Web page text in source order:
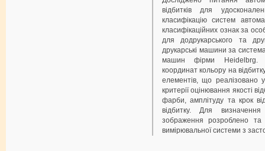
відбитків для
класифікацію систем
класифікаційних ознак за
для додрукарського та
друкарські машини за
машин фірми Heidelbrg.
координат кольору на
елементів, що реалізовано
критерії оцінювання якості
фарби, амплітуду та крок
відбитку. Для визначення
зображення розроблено та
вимірювальної системи з